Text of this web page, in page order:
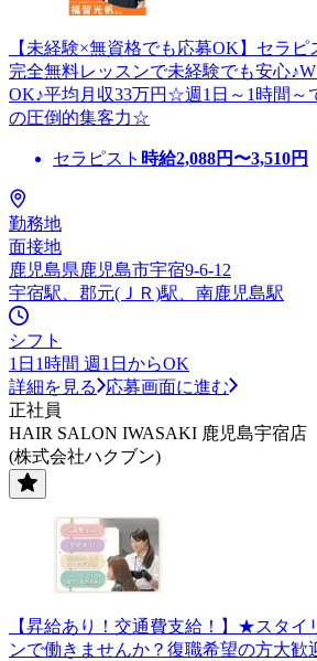
【未経験×無資格でも応募OK】セラ
完全無料レッスンで未経験でも安心
OK♪平均月収33万円☆週1日～1時間～
の圧倒的集客力☆
セラピスト 時給2,088円〜3,510円
勤務地
面接地
鹿児島県鹿児島市宇宿9-6-12
宇宿駅、郡元(ＪＲ)駅、南鹿児島駅
シフト
1日1時間 週1日からOK
詳細を見る
応募画面に進む
正社員
HAIR SALON IWASAKI 鹿児島宇宿店
(株式会社ハクブン)
【昇給あり！交通費支給！】★スタ
ンで働きませんか？復職希望の方大歓